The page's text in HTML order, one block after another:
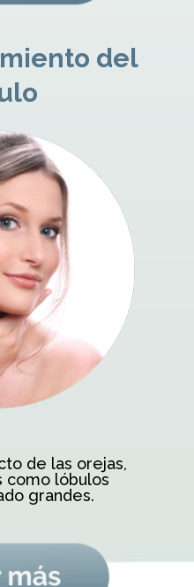
del
de las orejas,
como lóbulos
grandes.